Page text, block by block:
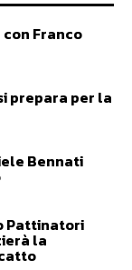
Franco
prepara per la
Bennati
Pattinatori
la